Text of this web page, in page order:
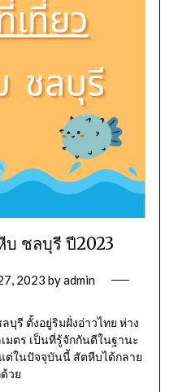
บ ชลบุรี ปี2023
2023 byadmin
บุรี ตั้งอยู่ริมฝั่งอ่าวไทย ห่าง
มตร เป็นที่รู้จักกันดีในฐานะ
ต่ในปัจจุบันนี้ สัตหีบได้กลาย
วย